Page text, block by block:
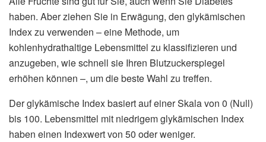
haben. Aber ziehen Sie in Erwägung, den glykämischen
Index zu verwenden – eine Methode, um
kohlenhydrathaltige Lebensmittel zu klassifizieren und
anzugeben, wie schnell sie Ihren Blutzuckerspiegel
erhöhen können –, um die beste Wahl zu treffen.
Der glykämische Index basiert auf einer Skala von 0 (Null)
bis 100. Lebensmittel mit niedrigem glykämischen Index
haben einen Indexwert von 50 oder weniger.